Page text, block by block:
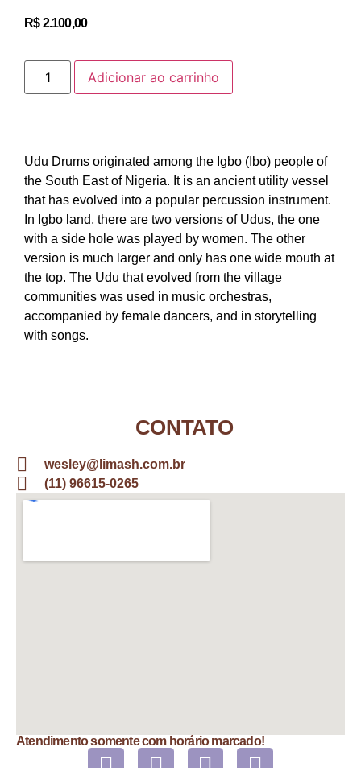
R$2.100,00
Adicionar ao carrinho
Udu Drums originated among the Igbo (Ibo) people of
the South East of Nigeria. It is an ancient utility vessel
that has evolved into a popular percussion instrument.
In Igbo land, there are two versions of Udus, the one
with a side hole was played by women. The other
version is much larger and only has one wide mouth at
the top. The Udu that evolved from the village
communities was used in music orchestras,
accompanied by female dancers, and in storytelling
with songs.
CONTATO
wesley@limash.com.br
(11) 96615-0265
Atendimento somente com horário marcado!